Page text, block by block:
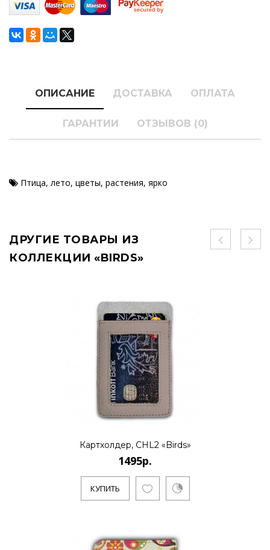
ОПИСАНИЕ ДОСТАВКА ОПЛАТА
ГАРАНТИИ ОТЗЫВОВ (0)
Птица, лето, цветы, растения, ярко
ДРУГИЕ ТОВАРЫ ИЗ
КОЛЛЕКЦИИ «BIRDS»
Картхолдер, CHL2 «Birds»
1495р.
КУПИТЬ